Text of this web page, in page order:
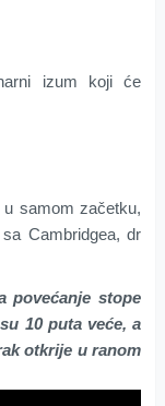
izum koji će
samom začetku,
Cambridgea, dr
povećanje stope
10 puta veće, a
otkrije u ranom